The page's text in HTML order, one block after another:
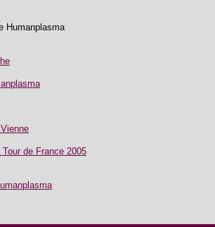
Humanplasma
de France 2005